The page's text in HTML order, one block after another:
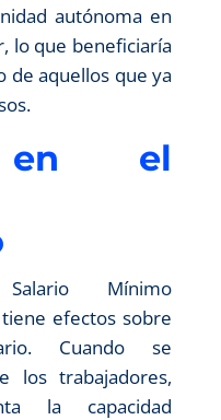
autónoma en
lo que beneficiaría
de aquellos que ya
en el
Mínimo
efectos sobre
Cuando se
los trabajadores,
la capacidad